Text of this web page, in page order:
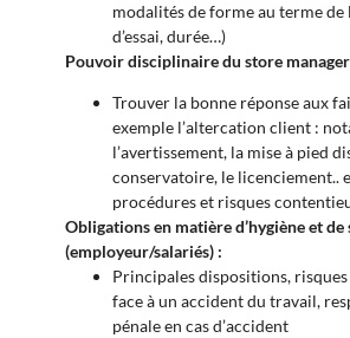
modalités de forme au terme de
d’essai, durée…)
Pouvoir disciplinaire du store
Trouver la bonne réponse aux
exemple l’altercation client :
l’avertissement, la mise à pied
conservatoire, le licenciement..
procédures et risques
Obligations en matière d’hygiène et
(employeur/salariés) :
Principales dispositions,
face à un accident du travail,
pénale en cas d’accident